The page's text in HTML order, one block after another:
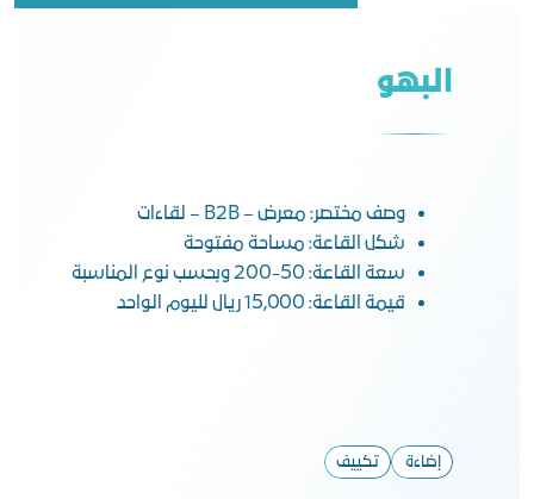
البهو
وصف مختصر: معرض – B2B – لقاءات
شكل القاعة: مساحة مفتوحة
سعة القاعة: 50-200 وبحسب نوع المناسبة
قيمة القاعة: 15,000 ريال لليوم الواحد
إضاءة تكييف